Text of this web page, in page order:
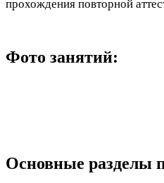
прохождения повторной
Фото занятий:
Основные разделы